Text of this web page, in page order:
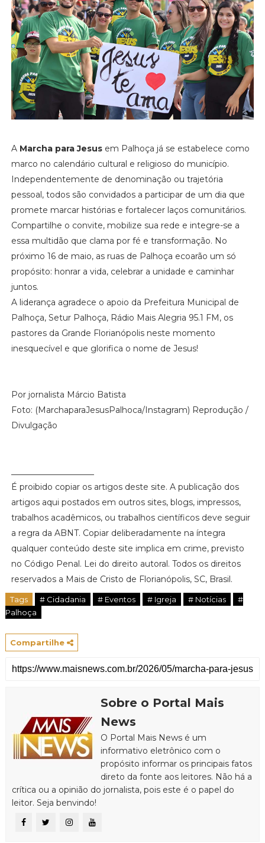
A Marcha para Jesusem Palhoça já se estabelece como
marco no calendário cultural e religioso do município.
Independentemente de denominação ou trajetória
pessoal, todos são convidados a participar de um dia que
promete marcar histórias e fortalecer laços comunitários.
Compartilhe o convite, mobilize sua rede e integre-se a
essa multidão que clama por fé e transformação. No
próximo 16 de maio, as ruas de Palhoça ecoarão um só
propósito: honrar a vida, celebrar a unidade e caminhar
juntos.
A liderança agradece o apoio da Prefeitura Municipal de
Palhoça, Setur Palhoça, Rádio Mais Alegria 95.1 FM, os
pastores da Grande Florianópolis neste momento
inesquecível e que glorifica o nome de Jesus!
Por jornalista Márcio Batista
Foto: (MarchaparaJesusPalhoca/Instagram) Reprodução /
Divulgação
É proibido copiar os artigos deste site. A publicação dos
artigos aqui postados em outros sites, blogs, impressos,
trabalhos acadêmicos, ou trabalhos científicos deve seguir
a regra da ABNT. Copiar deliberadamente na íntegra
qualquer conteúdo deste site implica em crime, previsto
no Código Penal. Lei do direito autoral. Todos os direitos
reservados a Mais de Cristo de Florianópolis, SC, Brasil.
Tags # Cidadania # Eventos # Igreja # Notícias
#
Palhoça
Compartilhe
Sobre o Portal Mais
News
O Portal Mais News é um
informativo eletrônico com o
propósito informar os principais fatos
direto da fonte aos leitores. Não há a
crítica ou a opinião do jornalista, pois este é o papel do
leitor. Seja benvindo!